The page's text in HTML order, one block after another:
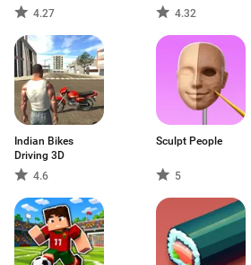
4.27
4.32
Indian Bikes
Driving 3D
4.6
Sculpt People
5